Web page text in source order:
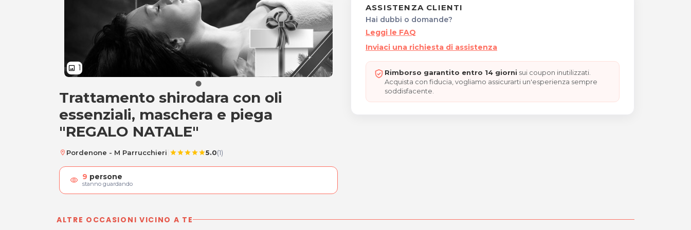
image 1
Trattamento shirodara con oli essenziali, maschera e piega "REGALO
Trattamento shirodara con oli
essenziali, maschera e piega
"REGALO NATALE"
location_on Pordenone - M Parrucchieri starstarstarstarstar5.0(1)
visibility 9 persone
stanno guardando
ASSISTENZA CLIENTI
Hai dubbi o domande?
Leggi le FAQ
Inviaci una richiesta di assistenza
Rimborso garantito entro 14 giorni sui coupon inutilizzati.
Acquista con fiducia, vogliamo assicurarti un'esperienza sempre
soddisfacente.
ALTRE OCCASIONI VICINO A TE